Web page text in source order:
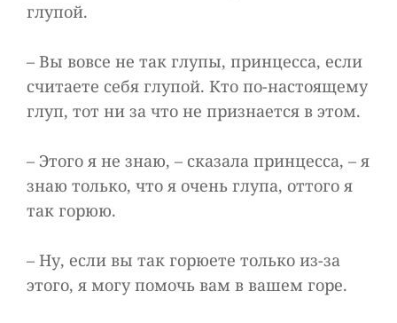
глупой.
– Вы вовсе не так глупы, принцесса, если
считаете себя глупой. Кто по-настоящему
глуп, тот ни за что не признается в этом.
– Этого я не знаю, – сказала принцесса, – я
знаю только, что я очень глупа, оттого я
так горюю.
– Ну, если вы так горюете только из-за
этого, я могу помочь вам в вашем горе.